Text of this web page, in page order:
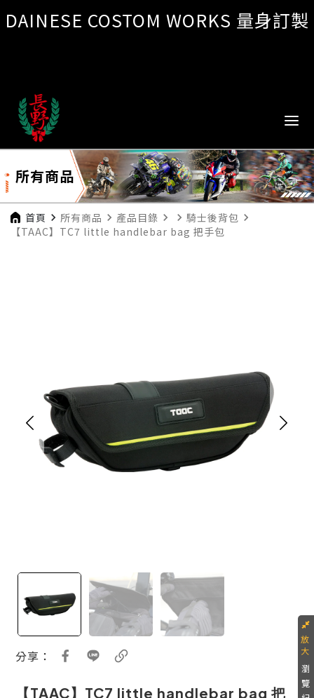
DAINESE COSTOM WORKS 量身訂製
所有商品
首頁 navigate_next 所有商品 navigate_next 產品目錄 navigate_next navigate_next 騎士後背包 navigate_next
【TAAC】TC7 little handlebar bag 把手包
分享：
【TAAC】TC7 little handlebar bag 把
瀏
覽